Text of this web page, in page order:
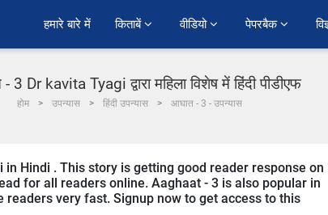
हमारे बारे में किताबें वीडियो पेपरबैक
3 Dr kavita Tyagi द्वारा महिला विशेष में हिंदी पीडीएफ
होम उपन्यास हिंदी उपन्यास आघात - 3 - उपन्यास
Hindi . This story is getting good reader response on
for all readers online. Aaghaat - 3 is also popular in
very fast. Signup now to get access to this